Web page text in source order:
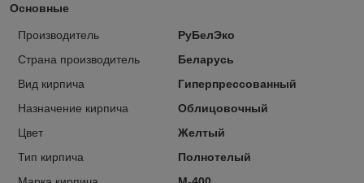
Основные
Производитель
РуБелЭко
Страна производитель
Беларусь
Вид кирпича
Гиперпрессованный
Назначение кирпича
Облицовочный
Цвет
Желтый
Тип кирпича
Полнотелый